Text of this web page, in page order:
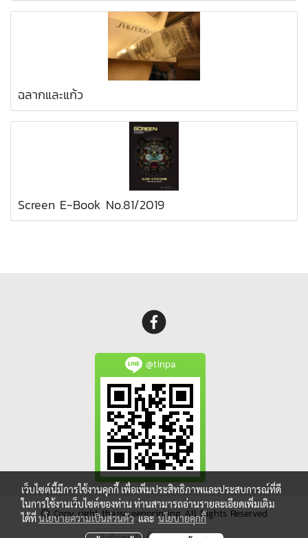
ฉลากและแก้ว
Screen E-Book No.81/2019
@tinpa
Copy right thaiscreenprinting All Rights Reserved
เว็บไซต์นี้มีการใช้งานคุกกี้ เพื่อเพิ่มประสิทธิภาพและประสบการณ์ที่ดี
ในการใช้งานเว็บไซต์ของท่าน ท่านสามารถอ่านรายละเอียดเพิ่มเติม
ได้ที่นโยบายความเป็นส่วนตัวและนโยบายคุกกี้